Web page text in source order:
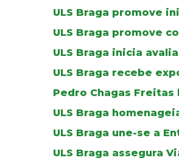
ULS Braga promove
ULS Braga promove
ULS Braga inicia
ULS Braga recebe
Pedro Chagas Freitas
ULS Braga
ULS Braga une-se a
ULS Braga assegura